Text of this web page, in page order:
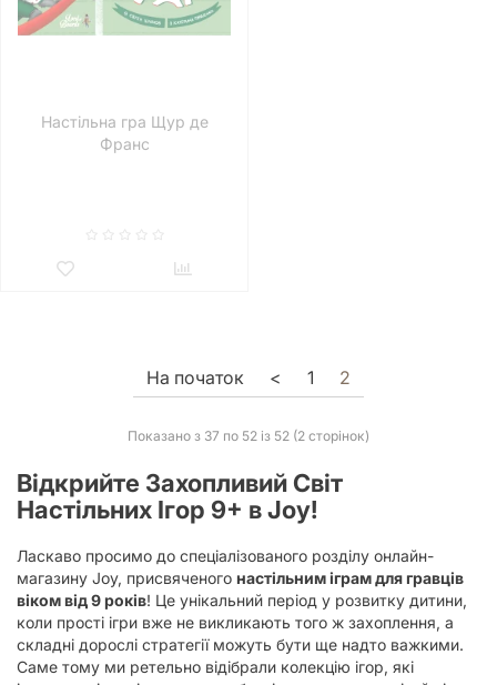
Настільна гра Щур де
Франс
На початок < 1 2
Показано з 37 по 52 із 52 (2 сторінок)
Відкрийте Захопливий Світ
Настільних Ігор 9+ в Joy!
Ласкаво просимо до спеціалізованого розділу онлайн-
магазину Joy, присвяченого настільним іграм для гравців
віком від 9 років! Це унікальний період у розвитку дитини,
коли прості ігри вже не викликають того ж захоплення, а
складні дорослі стратегії можуть бути ще надто важкими.
Саме тому ми ретельно відібрали колекцію ігор, які